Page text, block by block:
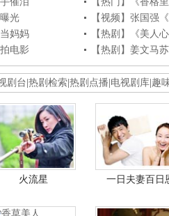
光
【视频】张国强
妈妈
【热剧】《美人
电影
【热剧】姜文马
剧台 热剧检索 热剧点播 电视剧库 趣
火流星 一日夫妻百日